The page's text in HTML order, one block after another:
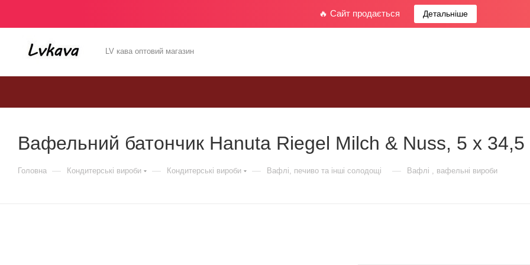
🔥 Сайт продається Детальніше
LV кава оптовий магазин
Вафельний батончик Hanuta Riegel Milch & Nuss, 5 x 34,5
Головна — Кондитерські вироби — Кондитерські вироби — Вафлі, печиво та інші солодощі — Вафлі , вафельні вироби